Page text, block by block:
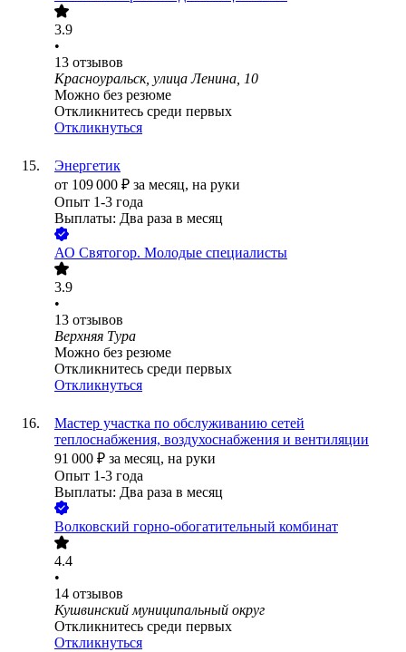
3.9
•
13 отзывов
Красноуральск, улица Ленина, 10
Можно без резюме
Откликнитесь среди первых
Откликнуться
Энергетик
от 109 000 ₽ за месяц, на руки
Опыт 1-3 года
Выплаты: Два раза в месяц
АО Святогор. Молодые специалисты
3.9
•
13 отзывов
Верхняя Тура
Можно без резюме
Откликнитесь среди первых
Откликнуться
Мастер участка по обслуживанию сетей
теплоснабжения, воздухоснабжения и вентиляции
91 000 ₽ за месяц, на руки
Опыт 1-3 года
Выплаты: Два раза в месяц
Волковский горно-обогатительный комбинат
4.4
•
14 отзывов
Кушвинский муниципальный округ
Откликнитесь среди первых
Откликнуться